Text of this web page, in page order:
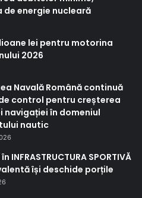
energie nucleară
lei pentru motorina
2026
Navală Română continuă
control pentru creșterea
navigației în domeniul
nautic
în INFRASTRUCTURA SPORTIVĂ
își deschide porțile